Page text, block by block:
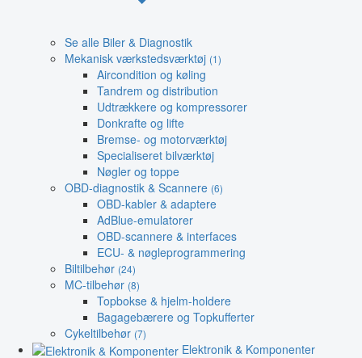
Se alle Biler & Diagnostik
Mekanisk værkstedsværktøj (1)
Aircondition og køling
Tandrem og distribution
Udtrækkere og kompressorer
Donkrafte og lifte
Bremse- og motorværktøj
Specialiseret bilværktøj
Nøgler og toppe
OBD-diagnostik & Scannere (6)
OBD-kabler & adaptere
AdBlue-emulatorer
OBD-scannere & interfaces
ECU- & nøgleprogrammering
Biltilbehør (24)
MC-tilbehør (8)
Topbokse & hjelm-holdere
Bagagebærere og Topkufferter
Cykeltilbehør (7)
Elektronik & Komponenter